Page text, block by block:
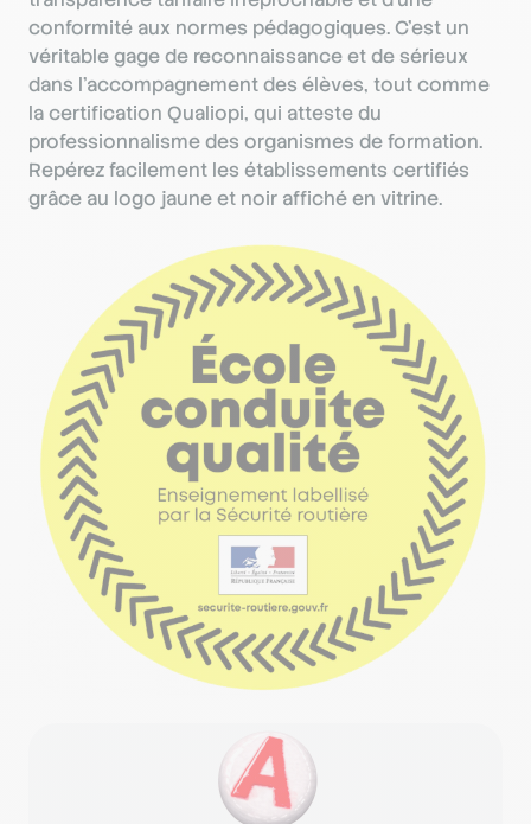
conformité aux normes pédagogiques. C’est un
véritable gage de reconnaissance et de sérieux
dans l’accompagnement des élèves, tout comme
la certification Qualiopi, qui atteste du
professionnalisme des organismes de formation.
Repérez facilement les établissements certifiés
grâce au logo jaune et noir affiché en vitrine.